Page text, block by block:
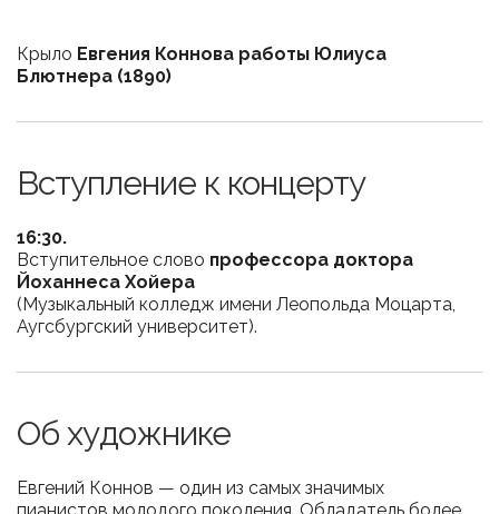
Крыло Евгения Коннова работы Юлиуса
Блютнера (1890)
Вступление к концерту
16:30.
Вступительное слово профессора доктора
Йоханнеса Хойера
(Музыкальный колледж имени Леопольда Моцарта,
Аугсбургский университет).
Об художнике
Евгений Коннов — один из самых значимых